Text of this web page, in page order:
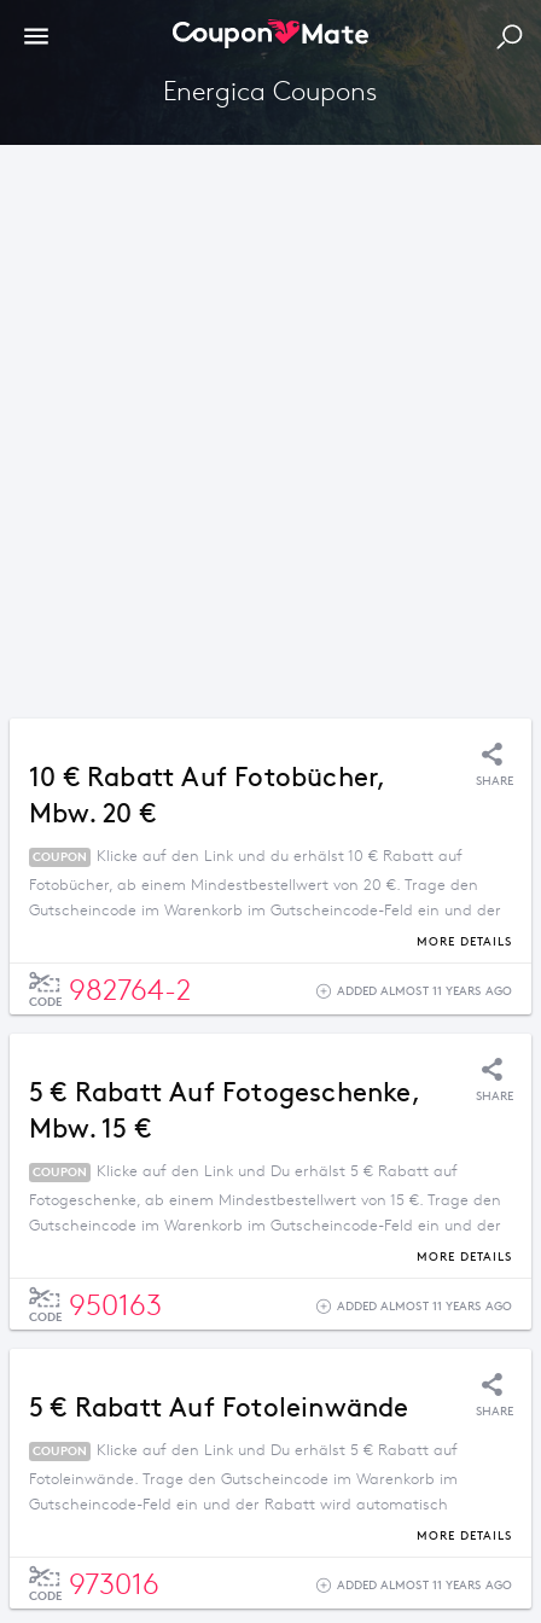
Energica Coupons
10 € Rabatt Auf Fotobücher,
Mbw. 20 €
SHARE
COUPON
Klicke auf den Link und du erhälst 10 € Rabatt auf
Fotobücher, ab einem Mindestbestellwert von 20 €. Trage den
Gutscheincode im Warenkorb im Gutscheincode-Feld ein und der
MORE DETAILS
CODE 982764-2 ADDED ALMOST 11 YEARS AGO
5 € Rabatt Auf Fotogeschenke,
Mbw. 15 €
SHARE
COUPON
Klicke auf den Link und Du erhälst 5 € Rabatt auf
Fotogeschenke, ab einem Mindestbestellwert von 15 €. Trage den
Gutscheincode im Warenkorb im Gutscheincode-Feld ein und der
MORE DETAILS
CODE 950163 ADDED ALMOST 11 YEARS AGO
5 € Rabatt Auf Fotoleinwände SHARE
COUPON
Klicke auf den Link und Du erhälst 5 € Rabatt auf
Fotoleinwände. Trage den Gutscheincode im Warenkorb im
Gutscheincode-Feld ein und der Rabatt wird automatisch
MORE DETAILS
CODE 973016 ADDED ALMOST 11 YEARS AGO